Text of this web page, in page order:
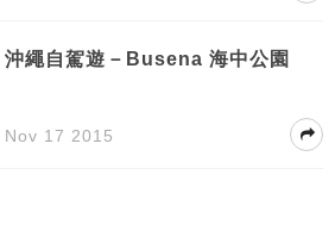
沖繩自駕遊－Busena 海中公園
Nov 17 2015